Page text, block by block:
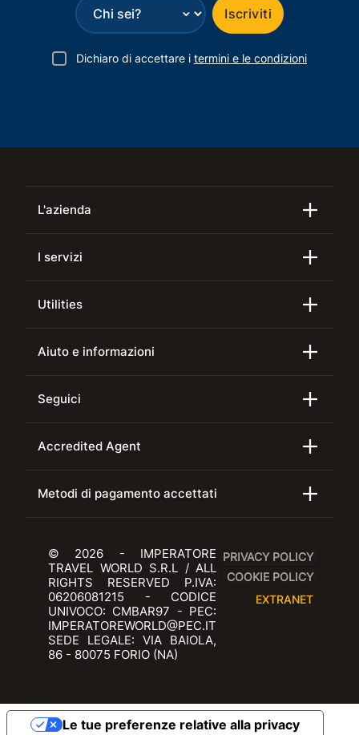
⌄ Iscriviti
Dichiaro di accettare i termini e le condizioni
L'azienda
I servizi
Utilities
Aiuto e informazioni
Seguici
Accredited Agent
Metodi di pagamento accettati
© 2026 - IMPERATORE
TRAVEL WORLD S.R.L / ALL
RIGHTS RESERVED P.IVA:
06206081215 - CODICE
UNIVOCO: CMBAR97 - PEC:
IMPERATOREWORLD@PEC.IT
SEDE LEGALE: VIA BAIOLA,
86 - 80075 FORIO (NA)
PRIVACY POLICY
COOKIE POLICY
EXTRANET
Le tue preferenze relative alla privacy